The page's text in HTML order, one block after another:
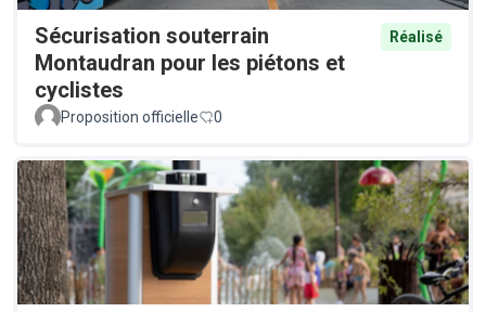
Sécurisation souterrain
Montaudran pour les piétons et
cyclistes
Réalisé
Proposition officielle 0